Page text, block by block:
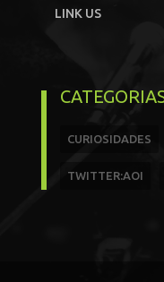
LINK US
CURIOSIDADES
TWITTER:AOI